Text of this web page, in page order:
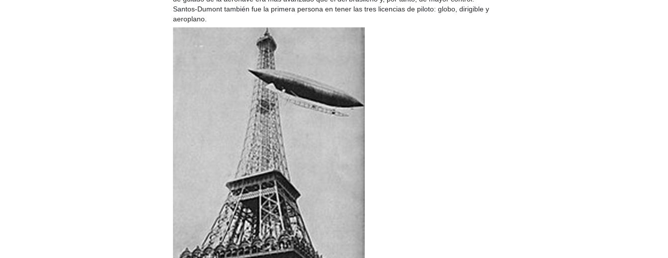
Santos-Dumont también fue la primera persona en tener las tres licencias de piloto: globo, dirigible y
aeroplano.